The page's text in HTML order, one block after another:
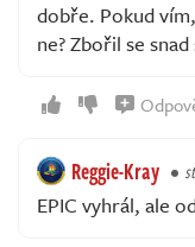
dobře. Pokud
ne? Zbořil se
Reggie-Kray
EPIC vyhrál, ale